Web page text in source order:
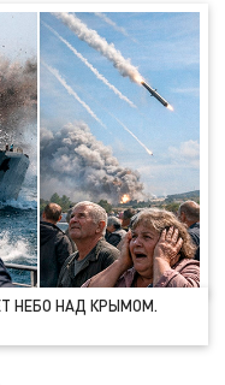
НЕБО НАД КРЫМОМ.